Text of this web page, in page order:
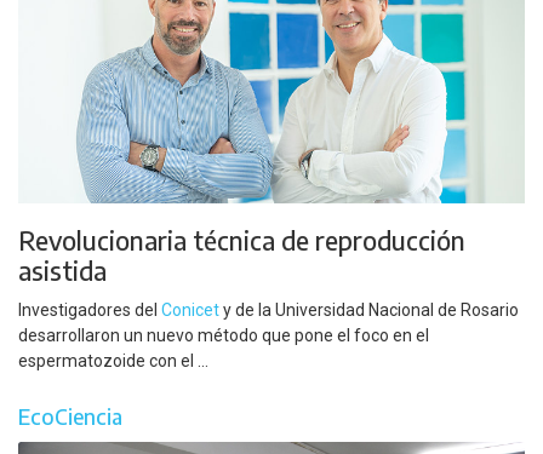
Revolucionaria técnica de reproducción
asistida
Investigadores del Conicety de la Universidad Nacional de Rosario
desarrollaron un nuevo método que pone el foco en el
espermatozoide con el ...
EcoCiencia